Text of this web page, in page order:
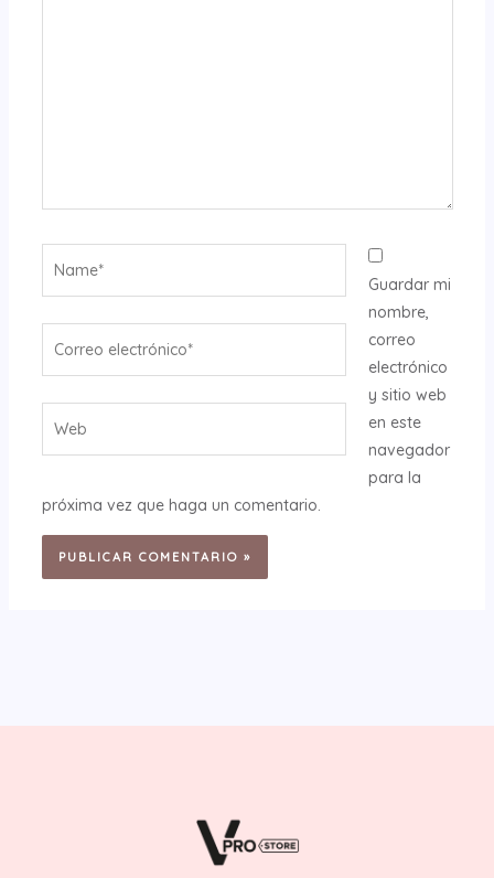
Guardar mi
nombre,
correo
electrónico
y sitio web
en este
navegador
para la
próxima vez que haga un comentario.